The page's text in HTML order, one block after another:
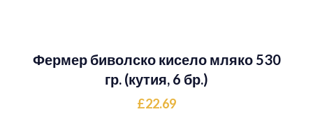
Фермер биволско кисело мляко 530
гр. (кутия, 6 бр.)
£22.69